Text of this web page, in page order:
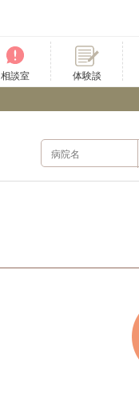
相談室 体験談